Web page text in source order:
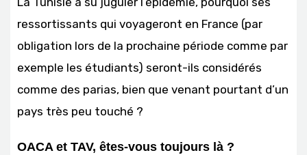
ressortissants qui voyageront en France (par
obligation lors de la prochaine période comme par
exemple les étudiants) seront-ils considérés
comme des parias, bien que venant pourtant d’un
pays très peu touché ?
OACA et TAV, êtes-vous toujours là ?